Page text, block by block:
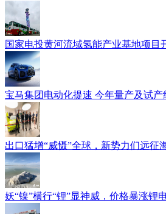
国家电投黄河流域氢能产业基地项目
宝马集团电动化提速 今年量产及试产
出口猛增“威慑”全球，新势力们远征
妖“镍”横行“锂”显神威，价格暴涨锂